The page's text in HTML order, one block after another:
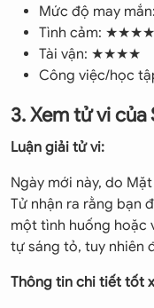
Mức độ may
Tình cảm: ★★★★
Tài vận: ★★★★
Công việc/học
3. Xem tử vi của
Luận giải tử vi:
Ngày mới này, do
Tử nhận ra rằng bạn
một tình huống hoặc
tự sáng tỏ, tuy nhiên
Thông tin chi tiết tốt